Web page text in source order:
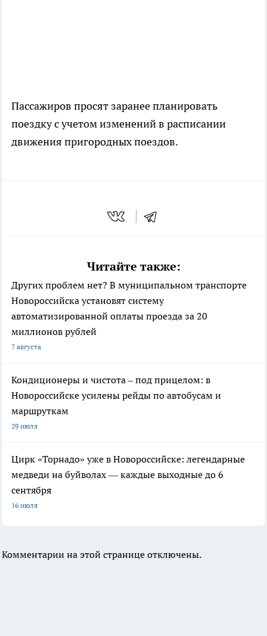
Пассажиров просят заранее планировать
поездку с учетом изменений в расписании
движения пригородных поездов.
Читайте также:
Других проблем нет? В муниципальном транспорте
Новороссийска установят систему
автоматизированной оплаты проезда за 20
миллионов рублей
7 августа
Кондиционеры и чистота – под прицелом: в
Новороссийске усилены рейды по автобусам и
маршруткам
29 июля
Цирк «Торнадо» уже в Новороссийске: легендарные
медведи на буйволах — каждые выходные до 6
сентября
16 июля
Комментарии на этой странице отключены.